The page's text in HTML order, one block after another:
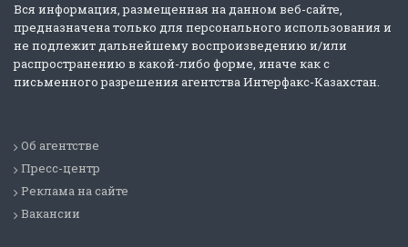
Вся информация, размещенная на данном веб-сайте,
предназначена только для персонального использования и
не подлежит дальнейшему воспроизведению и/или
распространению в какой-либо форме, иначе как с
письменного разрешения агентства Интерфакс-Казахстан.
Об агентстве
Пресс-центр
Реклама на сайте
Вакансии